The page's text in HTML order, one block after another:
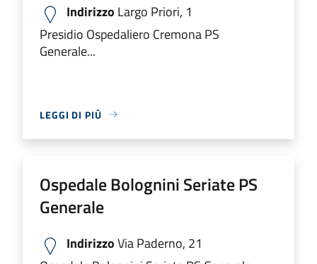
Indirizzo Largo Priori, 1
Presidio Ospedaliero Cremona PS
Generale...
LEGGI DI PIÙ
Ospedale Bolognini Seriate PS
Generale
IndirizzoVia Paderno, 21